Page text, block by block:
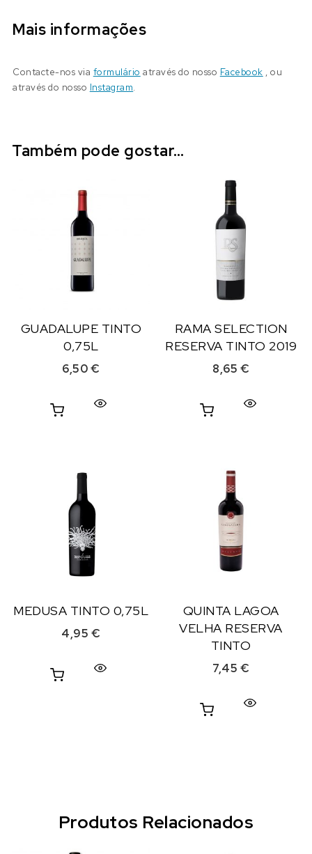
Mais informações
Contacte-nos via formulário através do nosso Facebook , ou
através do nosso Instagram.
Também pode gostar…
GUADALUPE TINTO
0,75L
6,50€
RAMA SELECTION
RESERVA TINTO 2019
8,65 €
MEDUSA TINTO 0,75L
4,95 €
QUINTA LAGOA
VELHA RESERVA
TINTO
7,45 €
Produtos Relacionados